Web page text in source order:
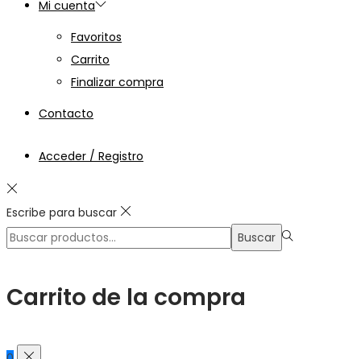
Mi cuenta
Favoritos
Carrito
Finalizar compra
Contacto
Acceder / Registro
Escribe para buscar
Búsqueda
Buscar
Carrito de la compra